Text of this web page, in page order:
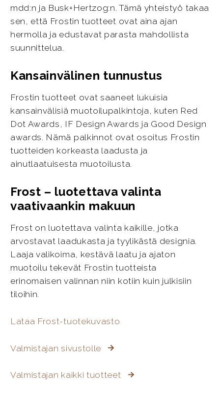
mdd:n ja Busk+Hertzog:n. Tämä yhteistyö takaa
sen, että Frostin tuotteet ovat aina ajan
hermolla ja edustavat parasta mahdollista
suunnittelua.
Kansainvälinen tunnustus
Frostin tuotteet ovat saaneet lukuisia
kansainvälisiä muotoilupalkintoja, kuten Red
Dot Awards, IF Design Awards ja Good Design
awards. Nämä palkinnot ovat osoitus Frostin
tuotteiden korkeasta laadusta ja
ainutlaatuisesta muotoilusta.
Frost – luotettava valinta
vaativaankin makuun
Frost on luotettava valinta kaikille, jotka
arvostavat laadukasta ja tyylikästä designia.
Laaja valikoima, kestävä laatu ja ajaton
muotoilu tekevät Frostin tuotteista
erinomaisen valinnan niin kotiin kuin julkisiin
tiloihin.
Lataa Frost-tuotekuvasto
Valmistajan sivustolle
Valmistajan kaikki tuotteet